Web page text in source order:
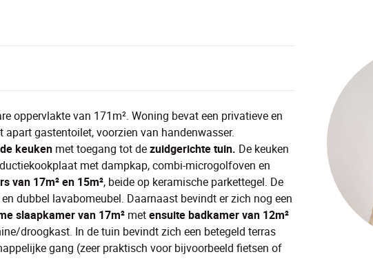
oppervlakte van 171m². Woning bevat een privatieve en
gastentoilet, voorzien van handenwasser.
keuken met toegang tot dezuidgerichte tuin. De keuken
met dampkap, combi-microgolfoven en
van 17m² en 15m², beide op keramische parkettegel. De
dubbel lavabomeubel. Daarnaast bevindt er zich nog een
slaapkamer van 17m² metensuite badkamer van 12m²
droogkast. In de tuin bevindt zich een betegeld terras
gang (zeer praktisch voor bijvoorbeeld fietsen of